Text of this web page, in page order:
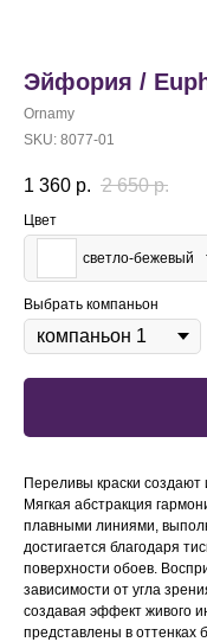
Эйфория /
Ornamy
SKU: 8077-01
1 360 р. 2 650 р.
Цвет
светло-бежевый
Выбрать компаньон
Переливы краски
Мягкая абстракция
плавными линиями,
достигается благодаря
поверхности обоев.
зависимости от угла
создавая эффект живого
представлены в оттенках